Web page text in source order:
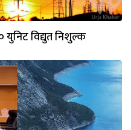
विद्युत निशुल्क